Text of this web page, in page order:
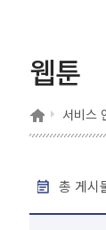
웹툰
홈 서비스
총 게시